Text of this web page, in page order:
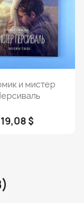
Просмотр
и мистер
19,08 $